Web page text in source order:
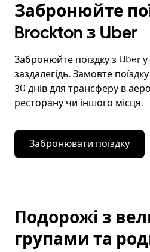
Забронюйте
Brockton з Uber
Забронюйте поїздку з Uber у
заздалегідь. Замовте
30 днів для трансферу в
ресторану чи іншого місця.
Забронювати поїздку
Подорожі з
групами та